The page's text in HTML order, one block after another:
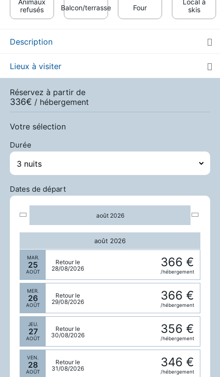
Animaux
refusés
Balcon/terrasse Four
Local à
skis
Description
Lieux à visiter
Réservez à partir de
336€ / hébergement
Votre sélection
Durée
Dates de départ
août 2026
août 2026
SAM.
22
AOÛT
366 €
/hébergement
Retour le
LUN.
24 366 €
MAR.
25
AOÛT
366 €
/hébergement
Retour le
28/08/2026
MER.
26
AOÛT
366 €
/hébergement
Retour le
29/08/2026
JEU.
27
AOÛT
356 €
/hébergement
Retour le
30/08/2026
VEN.
28
AOÛT
346 €
/hébergement
Retour le
31/08/2026